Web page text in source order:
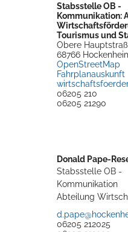
Stabsstelle OB -
Kommunikation:
Tourismus und
Obere
68766
OpenStreetMap
Fahrplanauskunft
06205 210
06205 21290
Donald Pape-
Stabsstelle OB -
Kommunikation
Abteilung
06205 212025